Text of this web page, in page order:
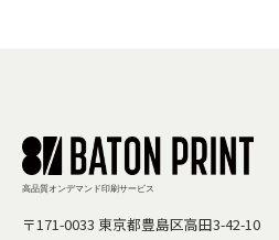
高品質オンデマンド印刷サービス
〒171-0033 東京都豊島区高田3-42-10